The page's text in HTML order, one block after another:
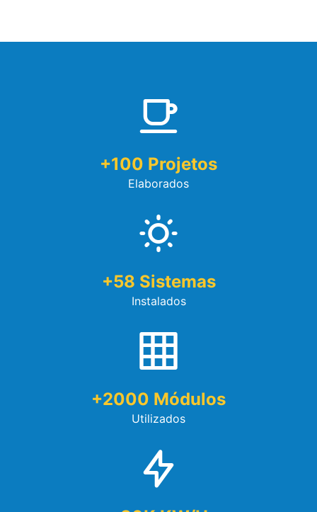
+100 Projetos
Elaborados
+58 Sistemas
Instalados
+2000 Módulos
Utilizados